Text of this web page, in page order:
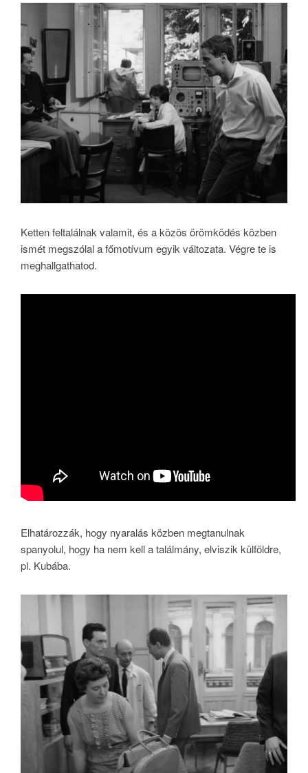
Ketten feltalálnak valamit, és a közös örömködés közben
ismét megszólal a főmotívum egyik változata. Végre te is
meghallgathatod.
Elhatározzák, hogy nyaralás közben megtanulnak
spanyolul, hogy ha nem kell a találmány, elviszik külföldre,
pl. Kubába.